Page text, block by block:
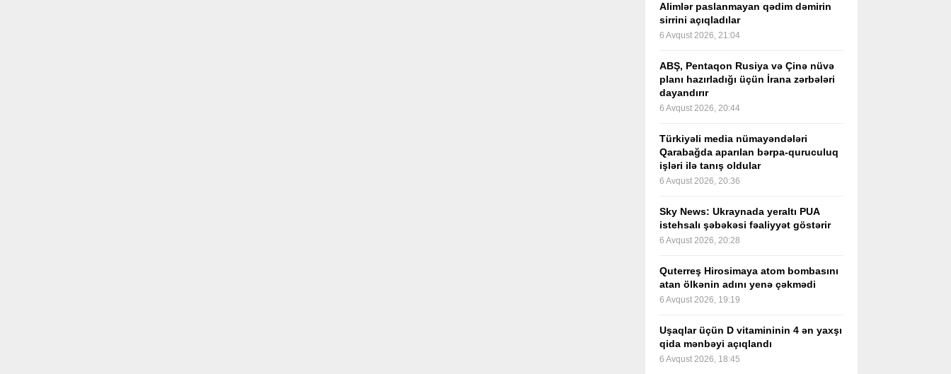
Alimlər paslanmayan qədim dəmirin
sirrini açıqladılar
6 Avqust 2026, 21:04
ABŞ, Pentaqon Rusiya və Çinə nüvə
planı hazırladığı üçün İrana zərbələri
dayandırır
6 Avqust 2026, 20:44
Türkiyəli media nümayəndələri
Qarabağda aparılan bərpa-quruculuq
işləri ilə tanış oldular
6 Avqust 2026, 20:36
Sky News: Ukraynada yeraltı PUA
istehsalı şəbəkəsi fəaliyyət göstərir
6 Avqust 2026, 20:28
Quterreş Hirosimaya atom bombasını
atan ölkənin adını yenə çəkmədi
6 Avqust 2026, 19:19
Uşaqlar üçün D vitamininin 4 ən yaxşı
qida mənbəyi açıqlandı
6 Avqust 2026, 18:45